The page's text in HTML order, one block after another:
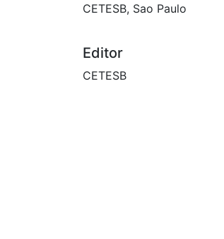
CETESB, Sao Paulo
Editor
CETESB